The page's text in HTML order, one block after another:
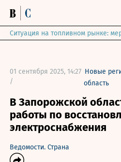
Ситуация на топливном рынке:
01 сентября 2025, 14:27
/
Новые
область
В Запорожской
работы по
электроснабжения
Ведомости. Страна